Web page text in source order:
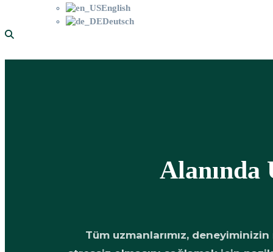
English
Deutsch
Tüm uzmanlarımız,